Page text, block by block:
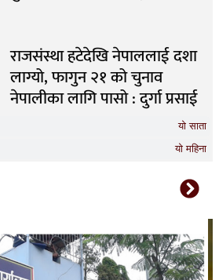
यो साता
यो महिना
राजसंस्था हटेदेखि नेपाललाई दशा
लाग्यो, फागुन २१ को चुनाव
नेपालीका लागि पासो : दुर्गा प्रसाई